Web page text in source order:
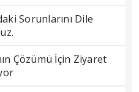
Sorunlarını Dile
Çözümü İçin Ziyaret